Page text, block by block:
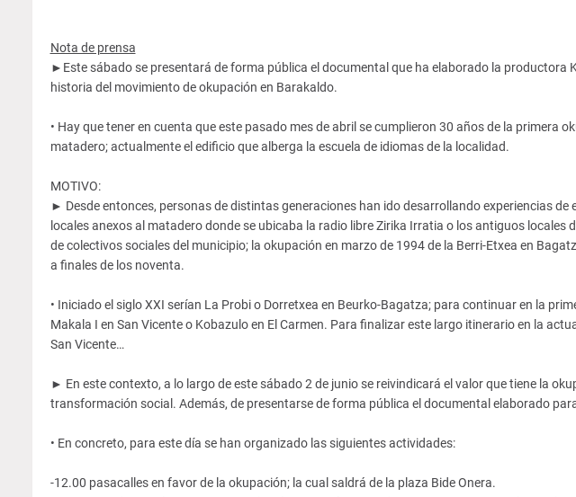
Nota de prensa
►Este sábado se presentará de forma pública el documental que ha elaborado la productora
historia del movimiento de okupación en Barakaldo.
• Hay que tener en cuenta que este pasado mes de abril se cumplieron 30 años de la primera
matadero; actualmente el edificio que alberga la escuela de idiomas de la localidad.
MOTIVO:
► Desde entonces, personas de distintas generaciones han ido desarrollando experiencias de
locales anexos al matadero donde se ubicaba la radio libre Zirika Irratia o los antiguos locales
de colectivos sociales del municipio; la okupación en marzo de 1994 de la Berri-Etxea en
a finales de los noventa.
• Iniciado el siglo XXI serían La Probi o Dorretxea en Beurko-Bagatza; para continuar en la
Makala I en San Vicente o Kobazulo en El Carmen. Para finalizar este largo itinerario en la
San Vicente…
► En este contexto, a lo largo de este sábado 2 de junio se reivindicará el valor que tiene la
transformación social. Además, de presentarse de forma pública el documental elaborado
• En concreto, para este día se han organizado las siguientes actividades:
-12.00 pasacalles en favor de la okupación; la cual saldrá de la plaza Bide Onera.